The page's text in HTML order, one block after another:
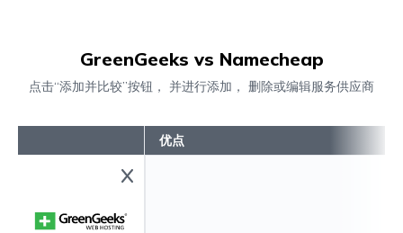
GreenGeeks vs Namecheap
点击“添加并比较”按钮， 并进行添加， 删除或编辑服务供应商
优点